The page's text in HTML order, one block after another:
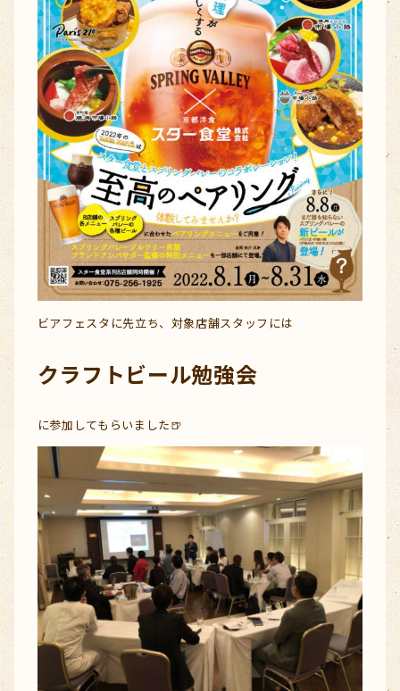
ビアフェスタに先立ち、対象店舗スタッフには
クラフトビール勉強会
に参加してもらいました🍺